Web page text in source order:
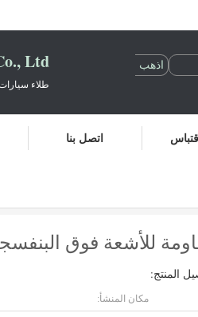
Ltd.
طلاء
اتصل بنا
للأشعة فوق
المنتج:
مكان المنشأ: